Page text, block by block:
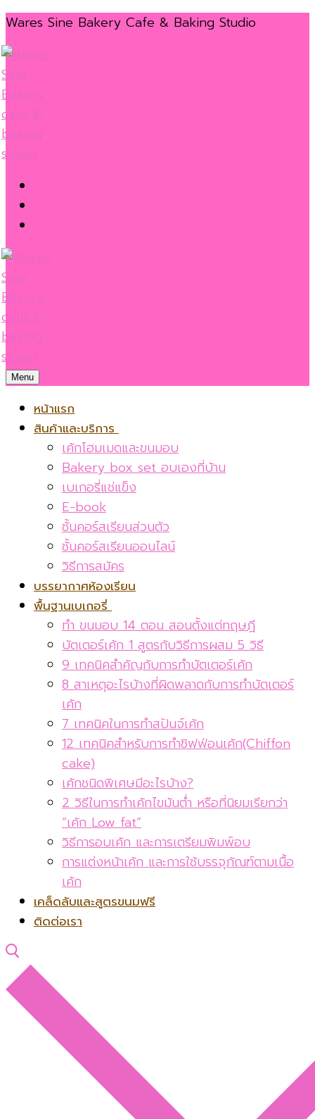
Skip
to
content
Menu
Close
Wares Sine Bakery Cafe & Baking Studio
Menu
หน้าแรก
สินค้าและบริการ
เค้กโฮมเมดและขนมอบ
Bakery box set อบเองที่บ้าน
เบเกอรี่แช่แข็ง
E-book
ชั้นคอร์สเรียนส่วนตัว
ชั้นคอร์สเรียนออนไลน์
วิธีการสมัคร
บรรยากาศห้องเรียน
พื้นฐานเบเกอรี่
ทำ ขนมอบ 14 ตอน สอนตั้งแต่ทฤษฎี
บัตเตอร์เค้ก 1 สูตรกับวิธีการผสม 5 วิธี
9 เทคนิคสำคัญกับการทำบัตเตอร์เค้ก
8 สาเหตุอะไรบ้างที่ผิดพลาดกับการทำบัตเตอร์
เค้ก
7 เทคนิคในการทำสปันจ์เค้ก
12 เทคนิคสำหรับการทำชิฟฟ่อนเค้ก(Chiffon
cake)
เค้กชนิดพิเศษมีอะไรบ้าง?
2 วิธีในการทำเค้กไขมันต่ำ หรือที่นิยมเรียกว่า
“เค้ก Low fat”
วิธีการอบเค้ก และการเตรียมพิมพ์อบ
การแต่งหน้าเค้ก และการใช้บรรจุภัณฑ์ตามเนื้อ
เค้ก
เคล็ดลับและสูตรขนมฟรี
ติดต่อเรา